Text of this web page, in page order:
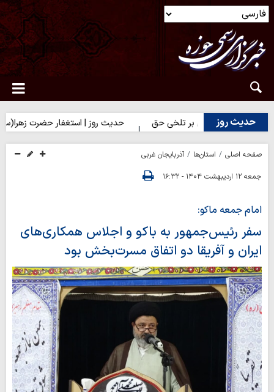
حدیث روز
| شکیبایی بر تلخی حق حدیث روز | استغفار حضرت زهرا(س) برای
صفحه اصلی استان‌ها
آذربایجان غربی
جمعه ۱۲ اردیبهشت ۱۴۰۴ - ۱۶:۳۲
امام جمعه ماکو:
سفر رئیس‌جمهور به باکو و اجلاس همکاری‌های
ایران و آفریقا دو اتفاق مسرت‌بخش بود